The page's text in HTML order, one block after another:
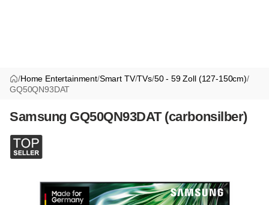
/Home Entertainment/Smart TV/TVs/50 - 59 Zoll (127-150cm)/
GQ50QN93DAT
Samsung GQ50QN93DAT (carbonsilber)